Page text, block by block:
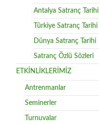
Antalya Satranç Tarihi
Türkiye Satranç Tarihi
Dünya Satranç Tarihi
Satranç Özlü Sözleri
ETKİNLİKLERİMİZ
Antrenmanlar
Seminerler
Turnuvalar